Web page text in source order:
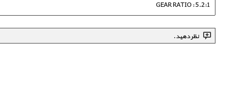
GEAR RATIO : 5.2:1
نظر دهید.